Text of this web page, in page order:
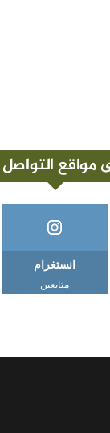
مواقع
انستغرام
متابعين